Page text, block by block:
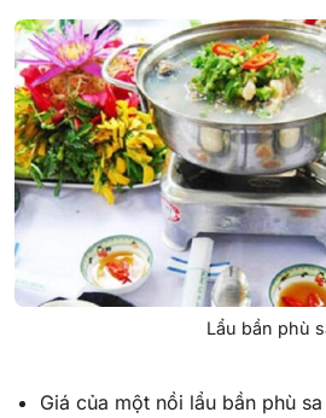
Lẩu bần phù
Giá của một nồi lẩu bần phù